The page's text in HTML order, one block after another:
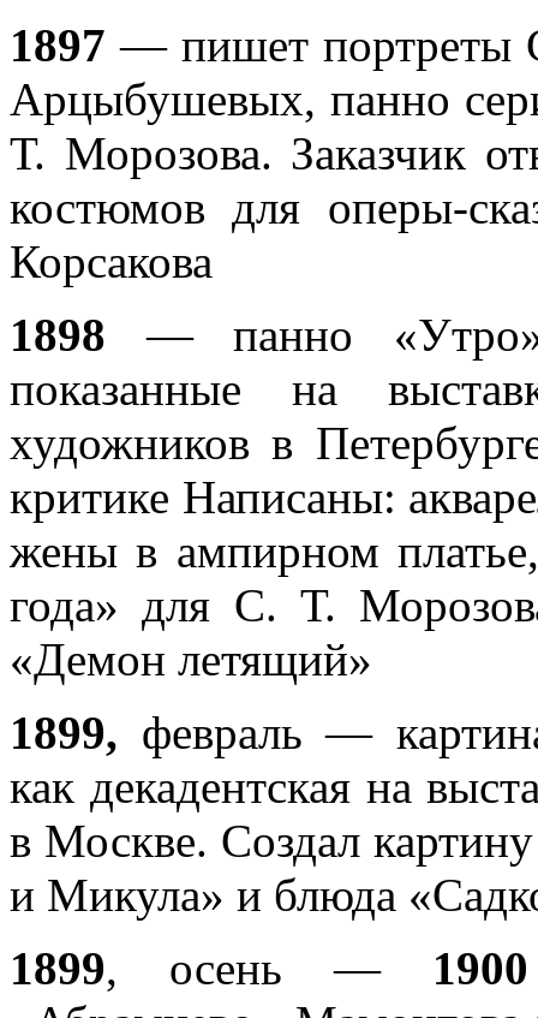
1897 — пишет
Арцыбушевых, панно
Т. Морозова. Заказчик
костюмов для оперы-
Корсакова
1898 — панно
показанные на
художников в
критике Написаны:
жены в ампирном
года» для С. Т.
«Демон летящий»
1899, февраль —
как декадентская на
в Москве. Создал
и Микула» и блюда
1899, осень — 1900